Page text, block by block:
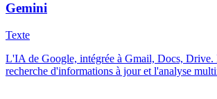
Gemini
Texte
L'IA de Google, intégrée à Gmail, Docs, Drive.
recherche d'informations à jour et l'analyse